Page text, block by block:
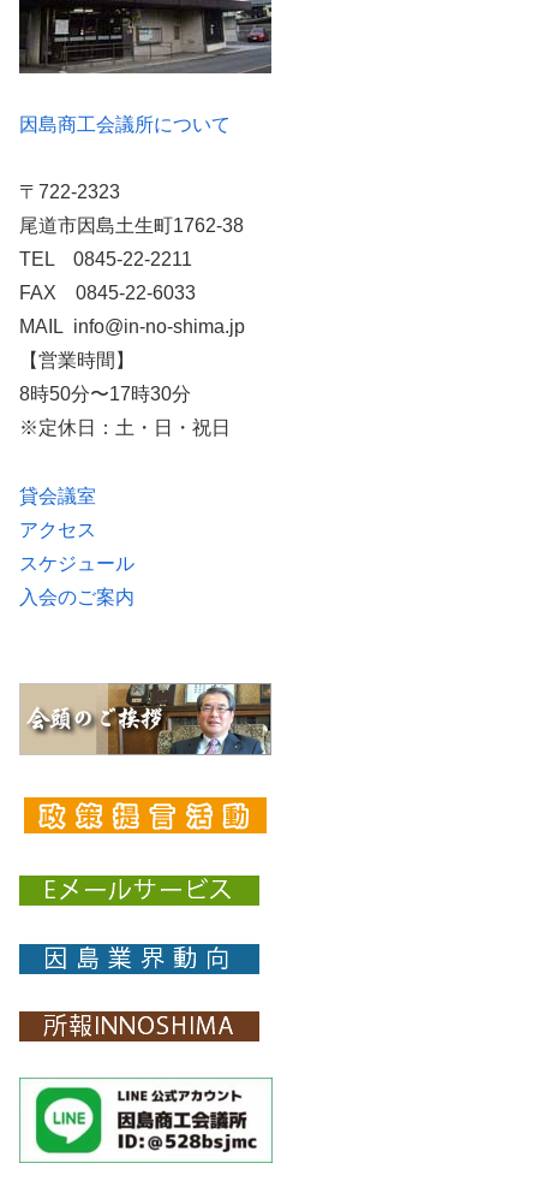
因島商工会議所について
〒722-2323
尾道市因島土生町1762-38
TEL 0845-22-2211
FAX 0845-22-6033
MAIL info@in-no-shima.jp
【営業時間】
8時50分〜17時30分
※定休日：土・日・祝日
貸会議室
アクセス
スケジュール
入会のご案内